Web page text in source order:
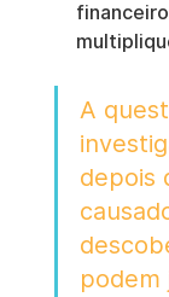
A
depois
podem